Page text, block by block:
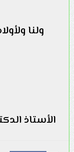
ولنا
الأستاذ